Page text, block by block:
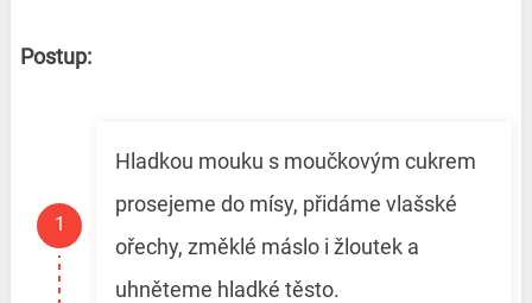
Postup:
Hladkou mouku s moučkovým cukrem
prosejeme do mísy, přidáme vlašské
ořechy, změklé máslo i žloutek a
uhněteme hladké těsto.